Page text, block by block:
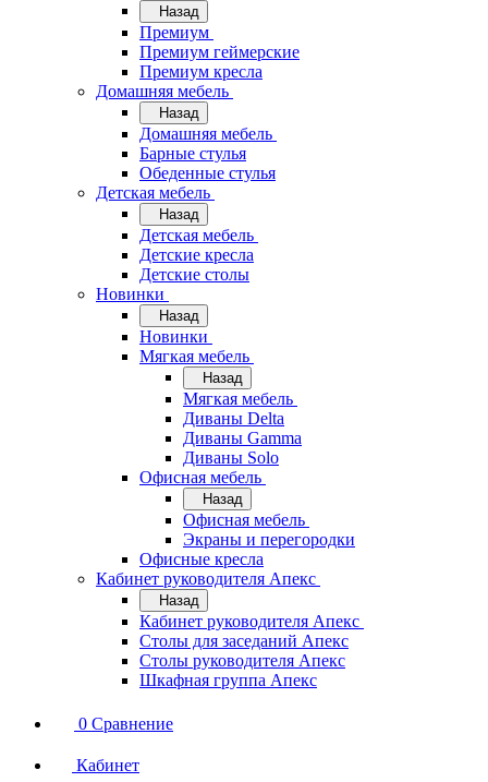
Назад
Премиум
Премиум геймерские
Премиум кресла
Домашняя мебель
Назад
Домашняя мебель
Барные стулья
Обеденные стулья
Детская мебель
Назад
Детская мебель
Детские кресла
Детские столы
Новинки
Назад
Новинки
Мягкая мебель
Назад
Мягкая мебель
Диваны Delta
Диваны Gamma
Диваны Solo
Офисная мебель
Назад
Офисная мебель
Экраны и перегородки
Офисные кресла
Кабинет руководителя Апекс
Назад
Кабинет руководителя Апекс
Столы для заседаний Апекс
Столы руководителя Апекс
Шкафная группа Апекс
0 Сравнение
Кабинет